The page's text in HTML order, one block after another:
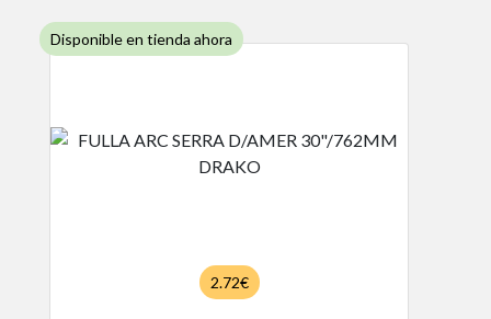
Disponible en tienda ahora
2.72€